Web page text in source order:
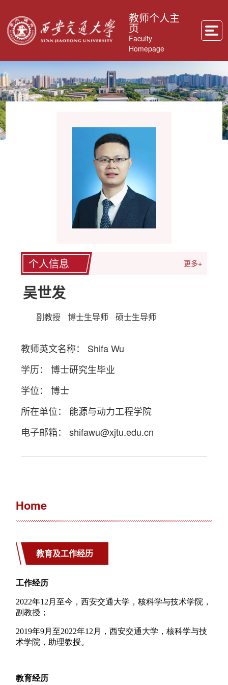
教师个人主
页
Faculty
Homepage
个人信息 更多+
吴世发
副教授 博士生导师 硕士生导师
教师英文名称： Shifa Wu
学历： 博士研究生毕业
学位： 博士
所在单位： 能源与动力工程学院
电子邮箱：shifawu@xjtu.edu.cn
Home
教育及工作经历